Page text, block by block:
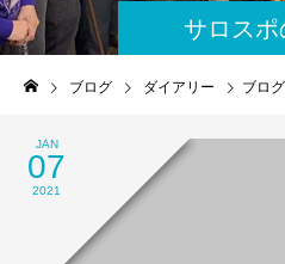
サロス
ブログ ダイアリー ブロ
JAN
07
2021